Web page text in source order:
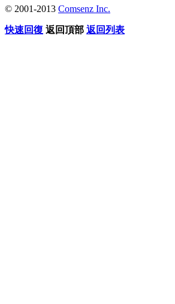
© 2001-2013 Comsenz Inc.
快速回復 返回頂部 返回列表